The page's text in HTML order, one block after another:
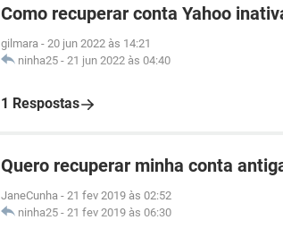
Como recuperar conta Yahoo
gilmara - 20 jun 2022 às 14:21
ninha25 - 21 jun 2022 às 04:40
1 Respostas
Quero recuperar minha conta
JaneCunha - 21 fev 2019 às 02:52
ninha25 - 21 fev 2019 às 06:30